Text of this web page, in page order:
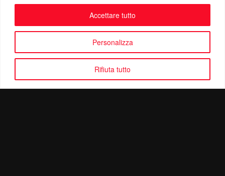
Personalizza
Rifiuta tutto
Accettare tutto